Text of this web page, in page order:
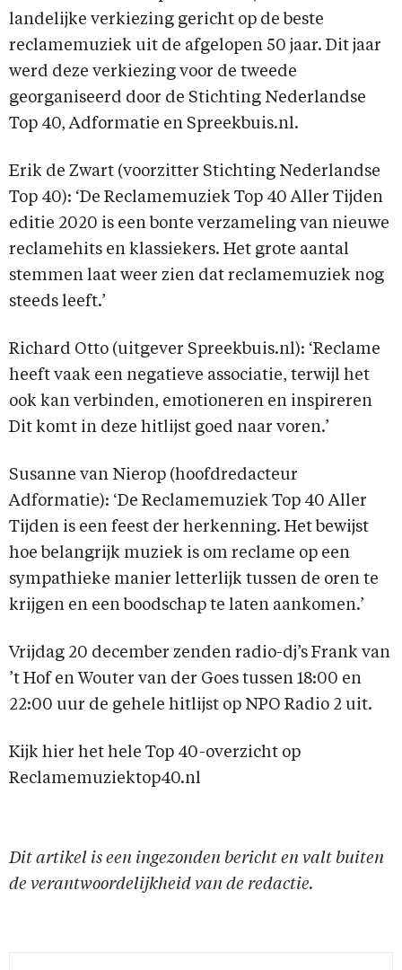
landelijke verkiezing gericht op de beste
reclamemuziek uit de afgelopen 50 jaar. Dit jaar
werd deze verkiezing voor de tweede
georganiseerd door de Stichting Nederlandse
Top 40, Adformatie en Spreekbuis.nl.
Erik de Zwart (voorzitter Stichting Nederlandse
Top 40): ‘De Reclamemuziek Top 40 Aller Tijden
editie 2020 is een bonte verzameling van nieuwe
reclamehits en klassiekers. Het grote aantal
stemmen laat weer zien dat reclamemuziek nog
steeds leeft.’
Richard Otto (uitgever Spreekbuis.nl): ‘Reclame
heeft vaak een negatieve associatie, terwijl het
ook kan verbinden, emotioneren en inspireren
Dit komt in deze hitlijst goed naar voren.’
Susanne van Nierop (hoofdredacteur
Adformatie): ‘De Reclamemuziek Top 40 Aller
Tijden is een feest der herkenning. Het bewijst
hoe belangrijk muziek is om reclame op een
sympathieke manier letterlijk tussen de oren te
krijgen en een boodschap te laten aankomen.’
Vrijdag 20 december zenden radio-dj’s Frank van
’t Hof en Wouter van der Goes tussen 18:00 en
22:00 uur de gehele hitlijst op NPO Radio 2 uit.
Kijk hier het hele Top 40-overzicht op
Reclamemuziektop40.nl
Dit artikel is een ingezonden bericht en valt buiten
de verantwoordelijkheid van de redactie.